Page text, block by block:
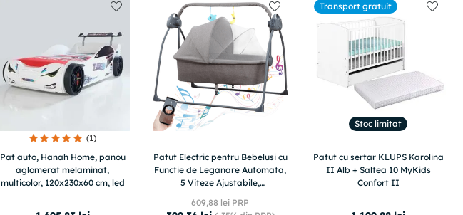
(1)
Pat auto, Hanah Home, panou
aglomerat melaminat,
multicolor, 120x230x60 cm, led
Patut Electric pentru Bebelusi cu
Functie de Leganare Automata,
5 Viteze Ajustabile,
Min
609,88 lei PRP
Transport gratuit
Stoc limitat
Patut cu sertar KLUPS Karolina
II Alb + Saltea 10 MyKids
Confort II